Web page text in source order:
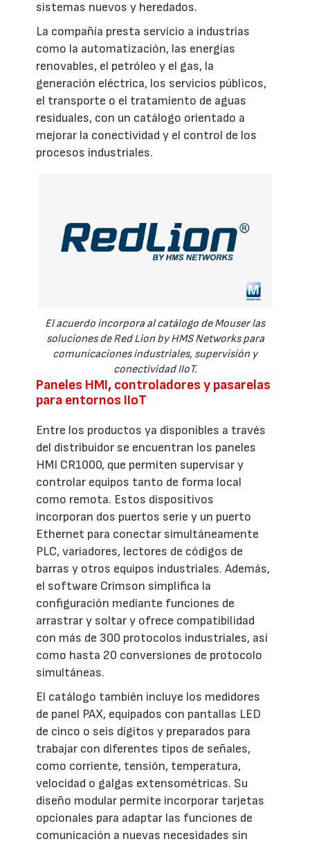
sistemas nuevos y heredados.
La compañía presta servicio a industrias
como la automatización, las energías
renovables, el petróleo y el gas, la
generación eléctrica, los servicios públicos,
el transporte o el tratamiento de aguas
residuales, con un catálogo orientado a
mejorar la conectividad y el control de los
procesos industriales.
El acuerdo incorpora al catálogo de Mouser las
soluciones de Red Lion by HMS Networks para
comunicaciones industriales, supervisión y
conectividad IIoT.
Paneles HMI, controladores y pasarelas
para entornos IIoT
Entre los productos ya disponibles a través
del distribuidor se encuentran los paneles
HMI CR1000, que permiten supervisar y
controlar equipos tanto de forma local
como remota. Estos dispositivos
incorporan dos puertos serie y un puerto
Ethernet para conectar simultáneamente
PLC, variadores, lectores de códigos de
barras y otros equipos industriales. Además,
el software Crimson simplifica la
configuración mediante funciones de
arrastrar y soltar y ofrece compatibilidad
con más de 300 protocolos industriales, así
como hasta 20 conversiones de protocolo
simultáneas.
El catálogo también incluye los medidores
de panel PAX, equipados con pantallas LED
de cinco o seis dígitos y preparados para
trabajar con diferentes tipos de señales,
como corriente, tensión, temperatura,
velocidad o galgas extensométricas. Su
diseño modular permite incorporar tarjetas
opcionales para adaptar las funciones de
comunicación a nuevas necesidades sin